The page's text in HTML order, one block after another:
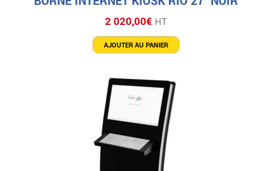
2 020,00€ HT
AJOUTER AU PANIER